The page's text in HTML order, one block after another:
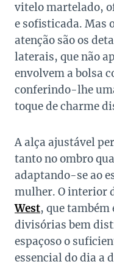
vitelo martelado,
e sofisticada. Mas
atenção são os
laterais, que não
envolvem a bolsa
conferindo-lhe
toque de charme
A alça ajustável
tanto no ombro
adaptando-se ao
mulher. O interior
West, que também
divisórias bem
espaçoso o
essencial do dia a